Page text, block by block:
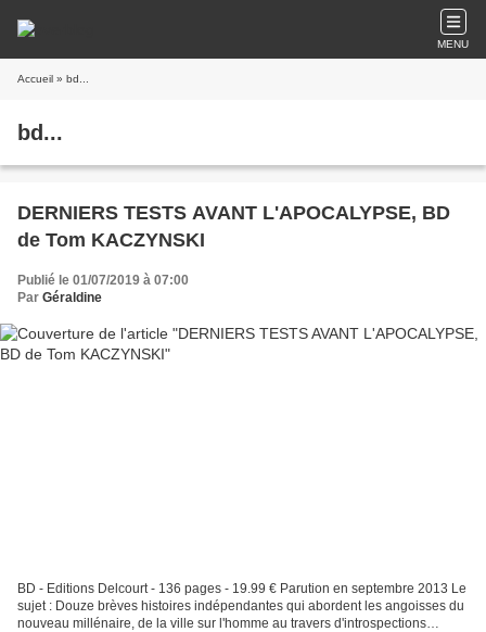
MENU
Accueil » bd...
bd...
DERNIERS TESTS AVANT L'APOCALYPSE, BD
de Tom KACZYNSKI
Publié le 01/07/2019 à 07:00
Par Géraldine
BD - Editions Delcourt - 136 pages - 19.99 € Parution en septembre 2013 Le
sujet : Douze brèves histoires indépendantes qui abordent les angoisses du
nouveau millénaire, de la ville sur l'homme au travers d'introspections